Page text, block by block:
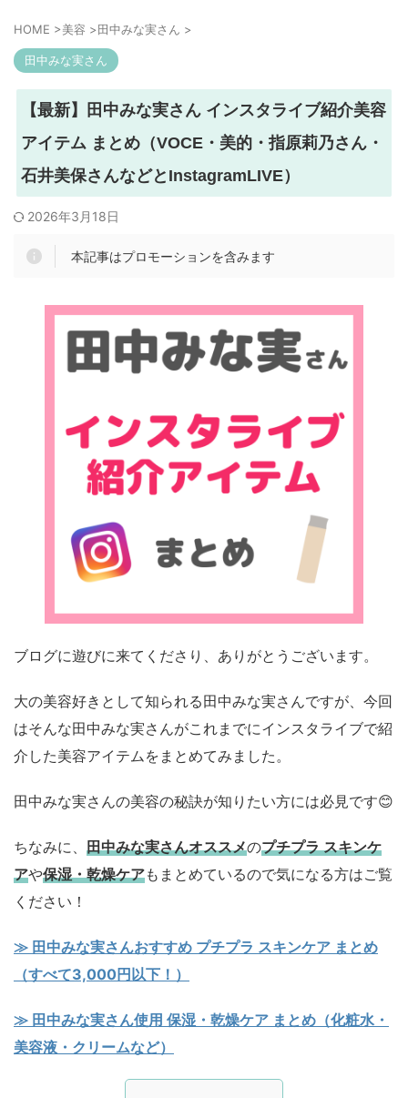
HOME >美容 >田中みな実さん >
田中みな実さん
【最新】田中みな実さん インスタライブ紹介美容
アイテム まとめ（VOCE・美的・指原莉乃さん・
石井美保さんなどとInstagramLIVE）
2026年3月18日
本記事はプロモーションを含みます
ブログに遊びに来てくださり、ありがとうございます。
大の美容好きとして知られる田中みな実さんですが、今回
はそんな田中みな実さんがこれまでにインスタライブで紹
介した美容アイテムをまとめてみました。
田中みな実さんの美容の秘訣が知りたい方には必見です😊
ちなみに、 田中みな実さんオススメのプチプラ スキンケ
アや保湿・乾燥ケアもまとめているので気になる方はご覧
ください！
≫ 田中みな実さんおすすめ プチプラ スキンケア まとめ
（すべて3,000円以下！）
≫ 田中みな実さん使用 保湿・乾燥ケア まとめ（化粧水・
美容液・クリームなど）